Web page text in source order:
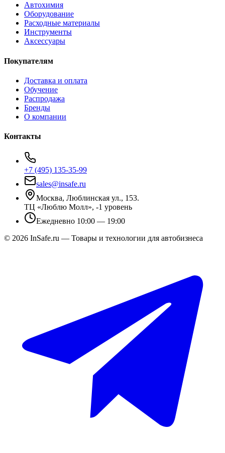
Автохимия
Оборудование
Расходные материалы
Инструменты
Аксессуары
Покупателям
Доставка и оплата
Обучение
Распродажа
Бренды
О компании
Контакты
+7 (495) 135-35-99
sales@insafe.ru
Москва, Люблинская ул., 153.
ТЦ «Люблю Молл», -1 уровень
Ежедневно 10:00 — 19:00
© 2026 InSafe.ru — Товары и технологии для автобизнеса